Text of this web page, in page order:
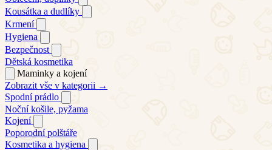
Kousátka a dudlíky
Krmení
Hygiena
Bezpečnost
Dětská kosmetika
Maminky a kojení
Zobrazit vše v kategorii →
Spodní prádlo
Noční košile, pyžama
Kojení
Poporodní polštáře
Kosmetika a hygiena